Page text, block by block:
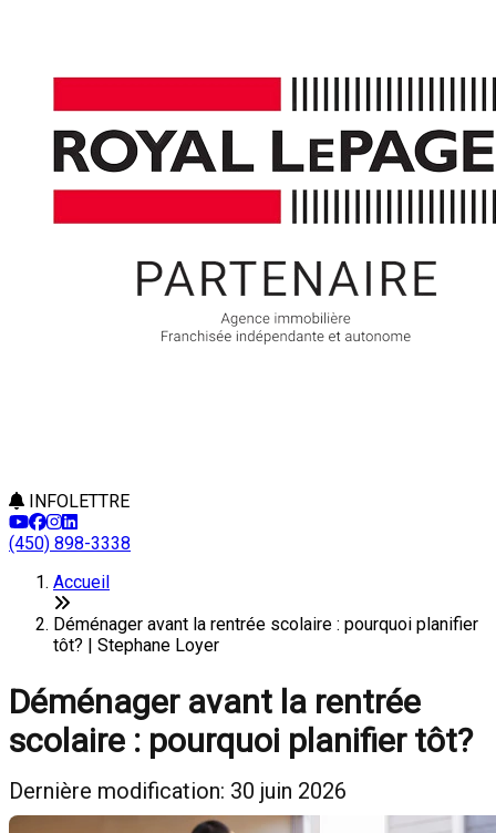
INFOLETTRE
(450) 898-3338
Accueil
Déménager avant la rentrée scolaire : pourquoi planifier
tôt? | Stephane Loyer
Déménager avant la rentrée
scolaire : pourquoi planifier tôt?
Dernière modification: 30 juin 2026